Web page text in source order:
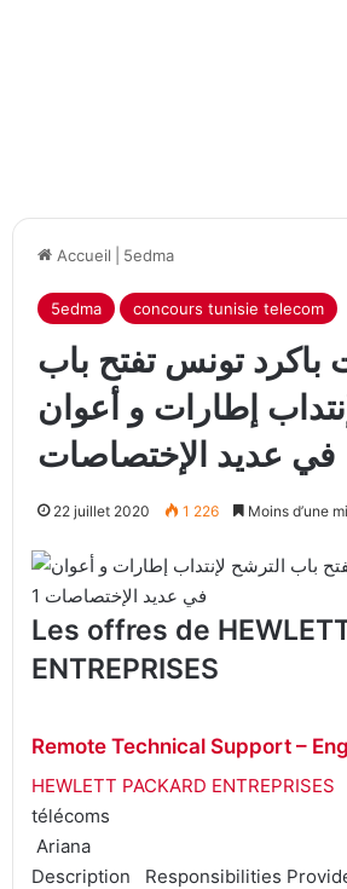
Accueil 5edma
5edma concours tunisie telecom
باكرد تونس تفتح باب
إطارات و أعوان
في عديد الإختصاصات
22 juillet 2020 1 226 Moins d’une
Les offres de
ENTREPRISES
Remote Technical Support –
HEWLETT PACKARD ENTREPRISES
télécoms
Ariana
Description Responsibilities